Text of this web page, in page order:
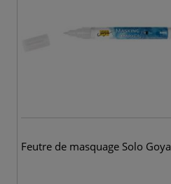
Feutre de masquage Solo Goya